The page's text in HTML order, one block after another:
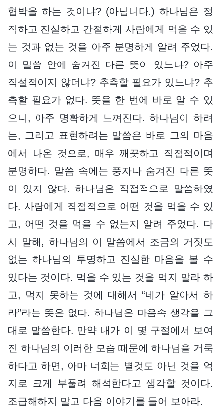
협박을 하는 것이냐? (아닙니다.) 하나님은 정
직하고 진실하고 간절하게 사람에게 먹을 수 있
는 것과 없는 것을 아주 분명하게 알려 주었다.
이 말씀 안에 숨겨진 다른 뜻이 있느냐? 아주
직설적이지 않더냐? 추측할 필요가 있느냐? 추
측할 필요가 없다. 뜻을 한 번에 바로 알 수 있
으니, 아주 명확하게 느껴진다. 하나님이 하려
는, 그리고 표현하려는 말씀은 바로 그의 마음
에서 나온 것으로, 매우 깨끗하고 직접적이며
분명하다. 말씀 속에는 풍자나 숨겨진 다른 뜻
이 있지 않다. 하나님은 직접적으로 말씀하였
다. 사람에게 직접적으로 어떤 것을 먹을 수 있
고, 어떤 것을 먹을 수 없는지 알려 주었다. 다
시 말해, 하나님의 이 말씀에서 조금의 거짓도
없는 하나님의 투명하고 진실한 마음을 볼 수
있다는 것이다. 먹을 수 있는 것을 먹지 말라 하
고, 먹지 못하는 것에 대해서 “네가 알아서 하
라”라는 뜻은 없다. 하나님은 마음속 생각을 그
대로 말씀한다. 만약 내가 이 몇 구절에서 보여
진 하나님의 이러한 모습 때문에 하나님을 거룩
하다고 하면, 아마 너희는 별것도 아닌 것을 억
지로 크게 부풀려 해석한다고 생각할 것이다.
조급해하지 말고 다음 이야기를 들어 보아라.